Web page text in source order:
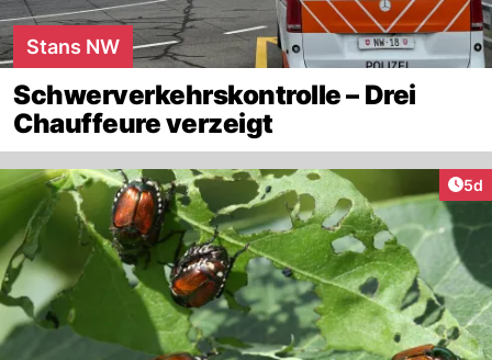
Stans NW
Schwerverkehrskontrolle – Drei
Chauffeure verzeigt
5d